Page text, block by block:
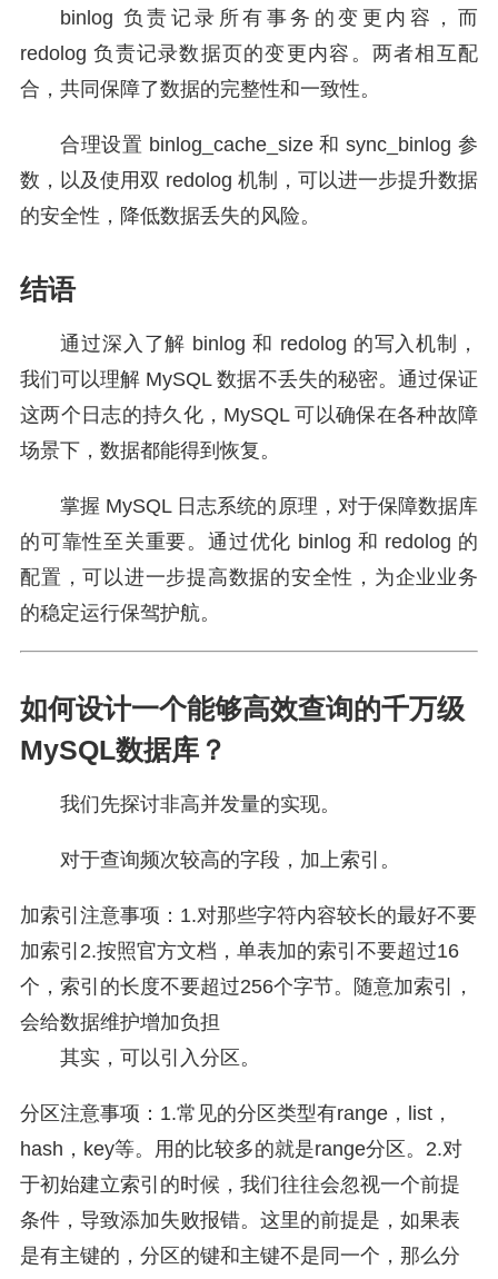
binlog 负责记录所有事务的变更内容，而
redolog 负责记录数据页的变更内容。两者相互配
合，共同保障了数据的完整性和一致性。
合理设置 binlog_cache_size 和 sync_binlog 参
数，以及使用双 redolog 机制，可以进一步提升数据
的安全性，降低数据丢失的风险。
结语
通过深入了解 binlog 和 redolog 的写入机制，
我们可以理解 MySQL 数据不丢失的秘密。通过保证
这两个日志的持久化，MySQL 可以确保在各种故障
场景下，数据都能得到恢复。
掌握 MySQL 日志系统的原理，对于保障数据库
的可靠性至关重要。通过优化 binlog 和 redolog 的
配置，可以进一步提高数据的安全性，为企业业务
的稳定运行保驾护航。
如何设计一个能够高效查询的千万级
MySQL数据库？
我们先探讨非高并发量的实现。
对于查询频次较高的字段，加上索引。
加索引注意事项：1.对那些字符内容较长的最好不要
加索引2.按照官方文档，单表加的索引不要超过16
个，索引的长度不要超过256个字节。随意加索引，
会给数据维护增加负担
其实，可以引入分区。
分区注意事项：1.常见的分区类型有range，list，
hash，key等。用的比较多的就是range分区。2.对
于初始建立索引的时候，我们往往会忽视一个前提
条件，导致添加失败报错。这里的前提是，如果表
是有主键的，分区的键和主键不是同一个，那么分